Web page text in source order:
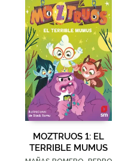
MOZTRUOS 1: EL
TERRIBLE MUMUS